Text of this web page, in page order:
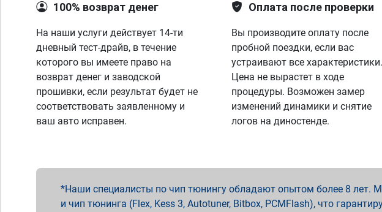
100% возврат денег
На наши услуги действует 14-ти
дневный тест-драйв, в течение
которого вы имеете право на
возврат денег и заводской
прошивки, если результат будет не
соответствовать заявленному и
ваш авто исправен.
Оплата после проверки
Вы производите оплату после
пробной поездки, если вас
устраивают все характеристики.
Цена не вырастет в ходе
процедуры. Возможен замер
изменений динамики и снятие
логов на диностенде.
Наши специалисты по чип тюнингу обладают опытом более 8 лет.
и чип тюнинга (Flex, Kess 3, Autotuner, Bitbox, PCMFlash), что